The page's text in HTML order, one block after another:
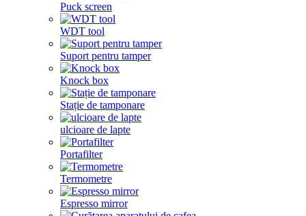
Puck screen
WDT tool
Suport pentru tamper
Knock box
Stație de tamponare
ulcioare de lapte
Portafilter
Termometre
Espresso mirror